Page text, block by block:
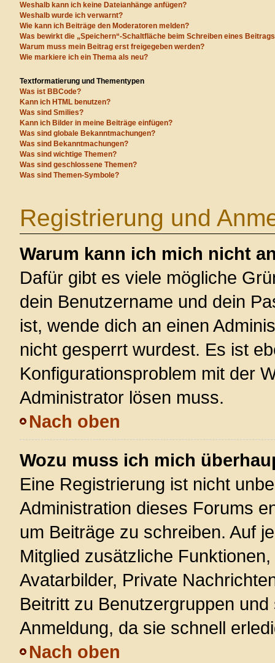
Weshalb kann ich keine Dateianhänge anfügen?
Weshalb wurde ich verwarnt?
Wie kann ich Beiträge den Moderatoren melden?
Was bewirkt die „Speichern“-Schaltfläche beim Schreiben eines
Warum muss mein Beitrag erst freigegeben werden?
Wie markiere ich ein Thema als neu?
Textformatierung und Thementypen
Was ist BBCode?
Kann ich HTML benutzen?
Was sind Smilies?
Kann ich Bilder in meine Beiträge einfügen?
Was sind globale Bekanntmachungen?
Was sind Bekanntmachungen?
Was sind wichtige Themen?
Was sind geschlossene Themen?
Was sind Themen-Symbole?
Registrierung und
Warum kann ich mich nicht
Dafür gibt es viele mögliche
dein Benutzername und dein
ist, wende dich an einen
nicht gesperrt wurdest. Es ist
Konfigurationsproblem mit der
Administrator lösen muss.
Nach oben
Wozu muss ich mich
Eine Registrierung ist nicht
Administration dieses Forums
um Beiträge zu schreiben. Auf
Mitglied zusätzliche
Avatarbilder, Private
Beitritt zu Benutzergruppen
Anmeldung, da sie schnell
Nach oben